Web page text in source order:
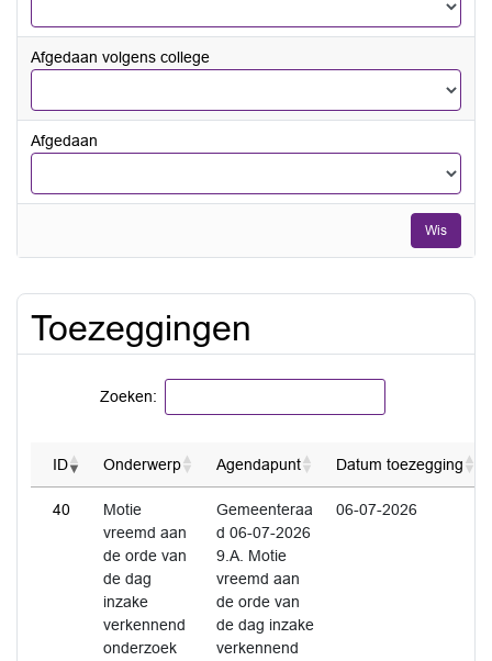
en
met
Afgedaan volgens college
Afgedaan
Wis
Toezeggingen
Zoeken:
ID Onderwerp Agendapunt Datum toezegging
40
Motie
vreemd aan
de orde van
de dag
inzake
verkennend
onderzoek
Gemeenteraa
d 06-07-2026
9.A. Motie
vreemd aan
de orde van
de dag inzake
verkennend
06-07-2026